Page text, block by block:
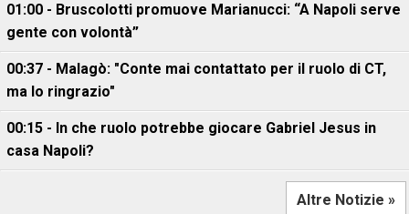
01:00 - Bruscolotti promuove Marianucci: “A Napoli serve
gente con volontà”
00:37 - Malagò: "Conte mai contattato per il ruolo di CT,
ma lo ringrazio"
00:15 - In che ruolo potrebbe giocare Gabriel Jesus in
casa Napoli?
Altre Notizie »